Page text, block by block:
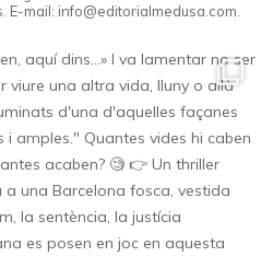
E-mail: info@editorialmedusa.com.